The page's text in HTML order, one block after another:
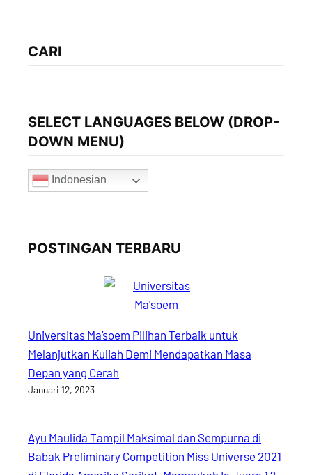
CARI
SELECT LANGUAGES BELOW (DROP-
DOWN MENU)
Indonesian
POSTINGAN TERBARU
Universitas Ma’soem Pilihan Terbaik untuk
Melanjutkan Kuliah Demi Mendapatkan Masa
Depan yang Cerah
Januari 12, 2023
Ayu Maulida Tampil Maksimal dan Sempurna di
Babak Preliminary Competition Miss Universe 2021